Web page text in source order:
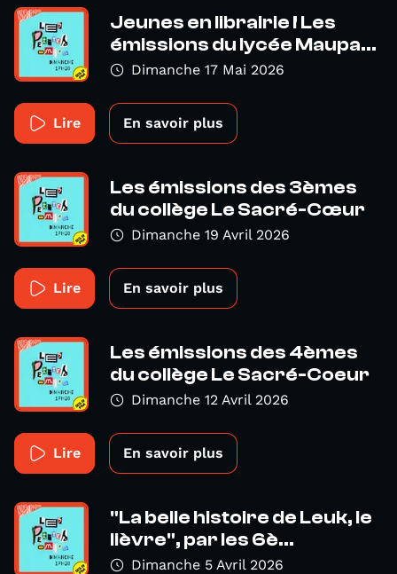
Jeunes en librairie ! Les
émissions du lycée Maupa...
Dimanche 17 Mai 2026
Lire En savoir plus
Les émissions des 3èmes
du collège Le Sacré-Cœur
Dimanche 19 Avril 2026
Lire En savoir plus
Les émissions des 4èmes
du collège Le Sacré-Coeur
Dimanche 12 Avril 2026
Lire En savoir plus
"La belle histoire de Leuk, le
lièvre", par les 6è...
Dimanche 5 Avril 2026